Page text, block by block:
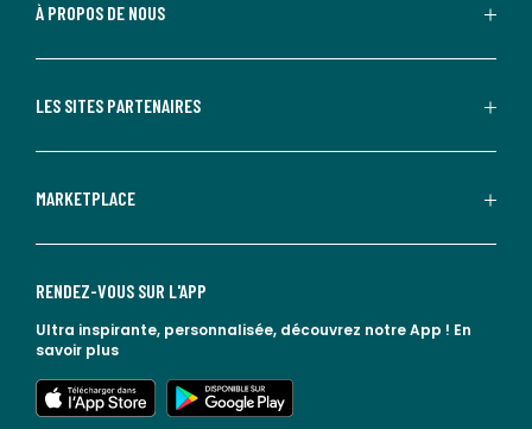
À PROPOS DE NOUS
LES SITES PARTENAIRES
MARKETPLACE
RENDEZ-VOUS SUR L'APP
Ultra inspirante, personnalisée, découvrez notre App ! En
savoir plus
lien vers l'app store
lien vers google play